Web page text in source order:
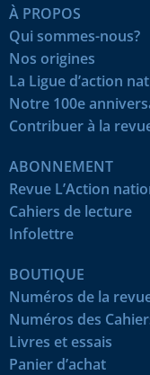
À PROPOS
Qui sommes-nous?
Nos origines
La Ligue d’action
Notre 100e
Contribuer à la
ABONNEMENT
Revue L’Action
Cahiers de lecture
Infolettre
BOUTIQUE
Numéros de la
Numéros des
Livres et essais
Panier d’achat